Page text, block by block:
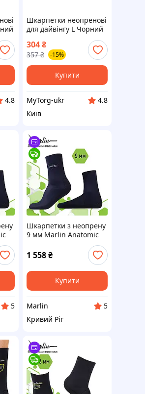
4.8
Шкарпетки неопренові
для дайвінгу L Чорний
304₴
357 ₴ -15%
Купити
MyTorg-ukr
4.8
Київ
5
Шкарпетки з неопрену
9 мм Marlin Anatomic
1 558₴
Купити
Marlin
5
Кривий Ріг